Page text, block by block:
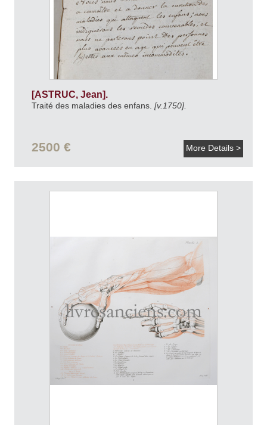
[ASTRUC, Jean].
Traité des maladies des enfans. [v.1750].
2500 € More Details >